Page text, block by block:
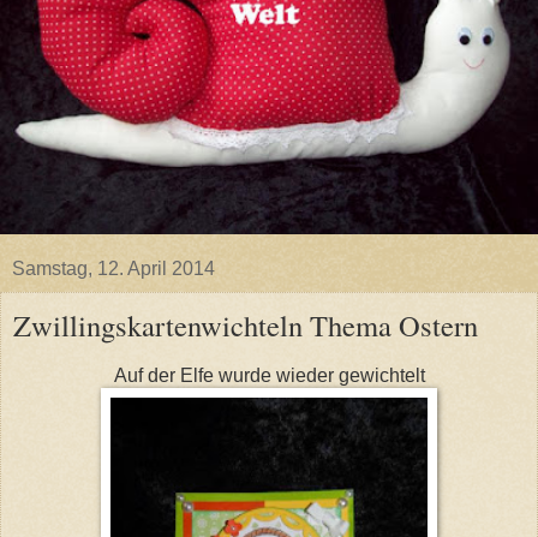
Samstag, 12. April 2014
Zwillingskartenwichteln Thema Ostern
Auf der Elfe wurde wieder gewichtelt